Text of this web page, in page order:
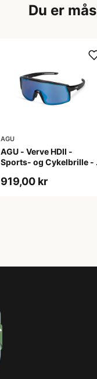
Du er
AGU
AGU - Verve HDII -
Sports- og Cykelbrille -
919,00 kr